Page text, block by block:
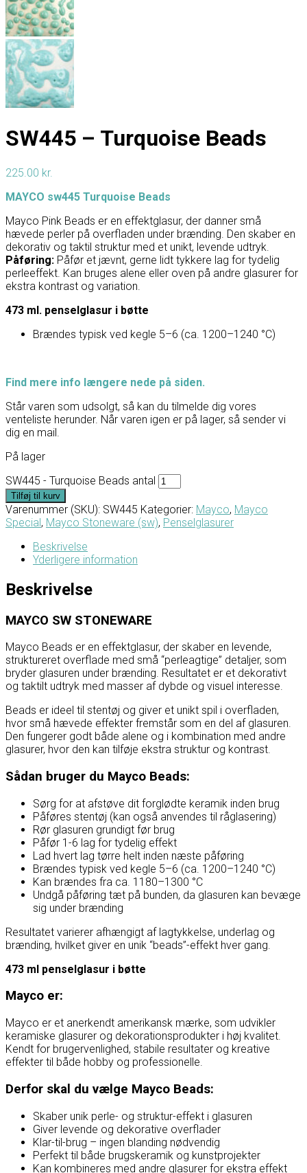
SW445 – Turquoise Beads
225.00 kr.
MAYCO sw445 Turquoise Beads
Mayco Pink Beads er en effektglasur, der danner små
hævede perler på overfladen under brænding. Den skaber en
dekorativ og taktil struktur med et unikt, levende udtryk.
Påføring: Påfør et jævnt, gerne lidt tykkere lag for tydelig
perleeffekt. Kan bruges alene eller oven på andre glasurer for
ekstra kontrast og variation.
473 ml. penselglasur i bøtte
Brændes typisk ved kegle 5–6 (ca. 1200–1240 °C)
Find mere info længere nede på siden.
Står varen som udsolgt, så kan du tilmelde dig vores
venteliste herunder. Når varen igen er på lager, så sender vi
dig en mail.
På lager
SW445 - Turquoise Beads antal
Tilføj til kurv
Varenummer (SKU): SW445 Kategorier: Mayco, Mayco
Special, Mayco Stoneware (sw), Penselglasurer
Beskrivelse
Yderligere information
Beskrivelse
MAYCO SW STONEWARE
Mayco Beads er en effektglasur, der skaber en levende,
struktureret overflade med små “perleagtige” detaljer, som
bryder glasuren under brænding. Resultatet er et dekorativt
og taktilt udtryk med masser af dybde og visuel interesse.
Beads er ideel til stentøj og giver et unikt spil i overfladen,
hvor små hævede effekter fremstår som en del af glasuren.
Den fungerer godt både alene og i kombination med andre
glasurer, hvor den kan tilføje ekstra struktur og kontrast.
Sådan bruger du Mayco Beads:
Sørg for at afstøve dit forglødte keramik inden brug
Påføres stentøj (kan også anvendes til råglasering)
Rør glasuren grundigt før brug
Påfør 1-6 lag for tydelig effekt
Lad hvert lag tørre helt inden næste påføring
Brændes typisk ved kegle 5–6 (ca. 1200–1240 °C)
Kan brændes fra ca. 1180–1300 °C
Undgå påføring tæt på bunden, da glasuren kan bevæge
sig under brænding
Resultatet varierer afhængigt af lagtykkelse, underlag og
brænding, hvilket giver en unik “beads”-effekt hver gang.
473 ml penselglasur i bøtte
Mayco er:
Mayco er et anerkendt amerikansk mærke, som udvikler
keramiske glasurer og dekorationsprodukter i høj kvalitet.
Kendt for brugervenlighed, stabile resultater og kreative
effekter til både hobby og professionelle.
Derfor skal du vælge Mayco Beads:
Skaber unik perle- og struktur-effekt i glasuren
Giver levende og dekorative overflader
Klar-til-brug – ingen blanding nødvendig
Perfekt til både brugskeramik og kunstprojekter
Kan kombineres med andre glasurer for ekstra effekt